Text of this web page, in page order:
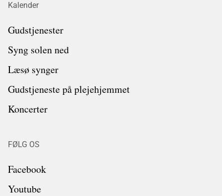
Kalender
Gudstjenester
Syng solen ned
Læsø synger
Gudstjeneste på plejehjemmet
Koncerter
FØLG OS
Facebook
Youtube